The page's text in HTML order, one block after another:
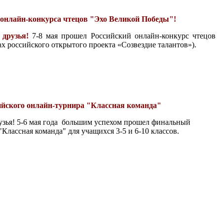
конкурса чтецов "Эхо Великой Победы"!
7-8 мая прошел Российский онлайн-конкурс чтецов
открытого проекта «Созвездие талантов»).
онлайн-турнира "Классная команда"
5-6 мая года большим успехом прошел финальный
команда" для учащихся 3-5 и 6-10 классов.